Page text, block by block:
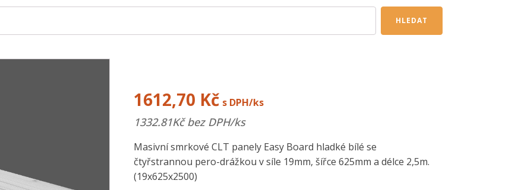
HLEDAT
1612,70 Kč s DPH/ks
1332.81Kč bez DPH/ks
Masivní smrkové CLT panely Easy Board hladké bílé se
čtyřstrannou pero-drážkou v síle 19mm, šířce 625mm a délce 2,5m.
(19x625x2500)